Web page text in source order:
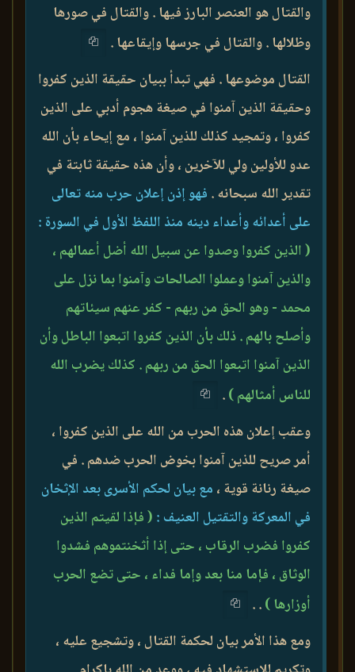
والقتال هو العنصر البارز فيها . والقتال في صورها
وظلالها . والقتال في جرسها وإيقاعها .
القتال موضوعها . فهي تبدأ ببيان حقيقة الذين كفروا
وحقيقة الذين آمنوا في صيغة هجوم أدبي على الذين
كفروا ، وتمجيد كذلك للذين آمنوا ، مع إيحاء بأن الله
عدو للأولين ولي للآخرين ، وأن هذه حقيقة ثابتة في
تقدير الله سبحانه . فهو إذن إعلان حرب منه تعالى
على أعدائه وأعداء دينه منذ اللفظ الأول في السورة :
( الذين كفروا وصدوا عن سبيل الله أضل أعمالهم ،
والذين آمنوا وعملوا الصالحات وآمنوا بما نزل على
محمد - وهو الحق من ربهم - كفر عنهم سيئاتهم
وأصلح بالهم . ذلك بأن الذين كفروا اتبعوا الباطل وأن
الذين آمنوا اتبعوا الحق من ربهم . كذلك يضرب الله
للناس أمثالهم ).
وعقب إعلان هذه الحرب من الله على الذين كفروا ،
أمر صريح للذين آمنوا بخوض الحرب ضدهم . في
صيغة رنانة قوية ، مع بيان لحكم الأسرى بعد الإثخان
في المعركة والتقتيل العنيف : ( فإذا لقيتم الذين
كفروا فضرب الرقاب ، حتى إذا أثخنتموهم فشدوا
الوثاق ، فإما منا بعد وإما فداء ، حتى تضع الحرب
أوزارها ). .
ومع هذا الأمر بيان لحكمة القتال ، وتشجيع عليه ،